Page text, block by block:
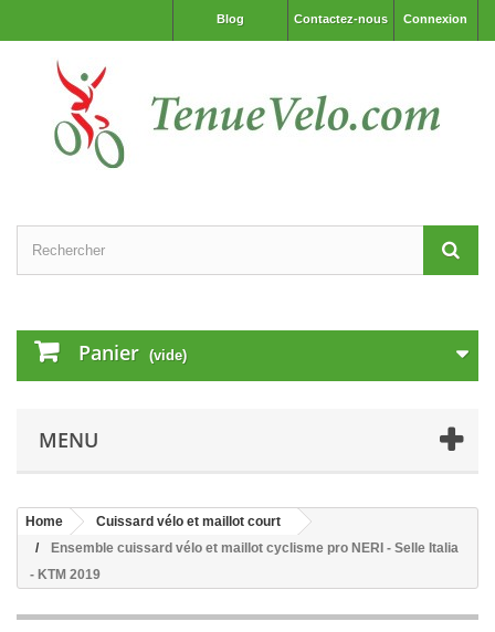
Connexion
Contactez-nous
Blog
Panier (vide)
MENU
Home
Cuissard vélo et maillot court
Ensemble cuissard vélo et maillot cyclisme pro NERI - Selle Italia
- KTM 2019